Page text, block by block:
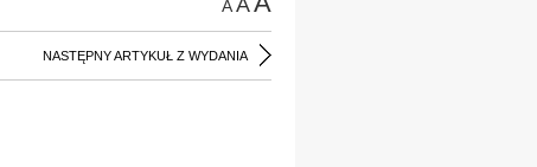
AA
NASTĘPNY ARTYKUŁ Z WYDANIA